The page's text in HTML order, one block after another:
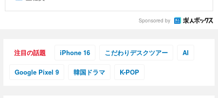
Sponsored by
注目の話題 iPhone 16 こだわりデスクツアー AI
Google Pixel 9 韓国ドラマ K-POP